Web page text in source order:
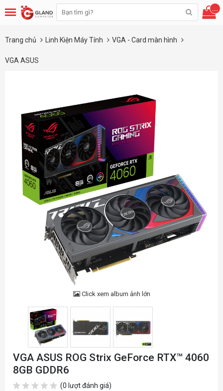
...
Trang chủ Linh Kiện Máy Tính VGA - Card màn hình
VGA ASUS
Click xem album ảnh lớn
VGA ASUS ROG Strix GeForce RTX™ 4060
8GB GDDR6
(0 lượt đánh giá)